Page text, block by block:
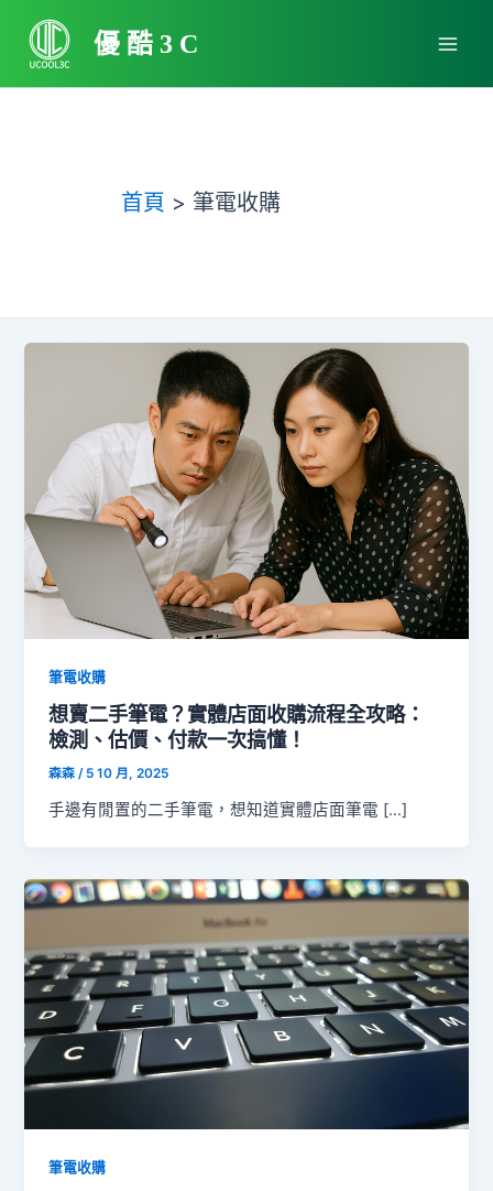
要
優酷3C
首頁 筆電收購
筆電收購
想賣二手筆電？實體店面收購流程全攻略：
檢測、估價、付款一次搞懂！
森森/ 5 10 月, 2025
手邊有閒置的二手筆電，想知道實體店面筆電 […]
筆電收購